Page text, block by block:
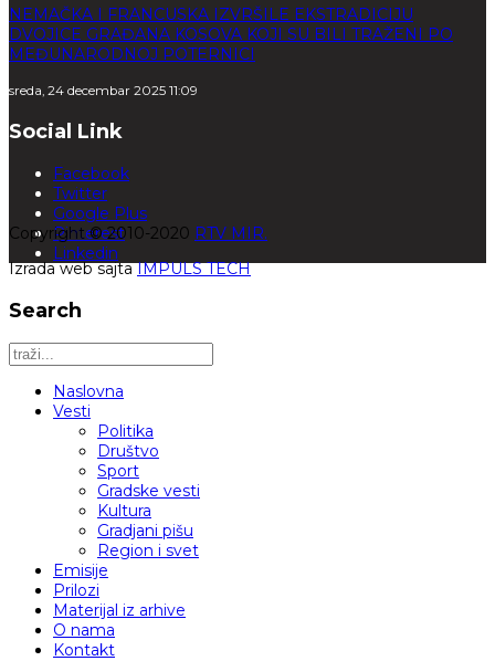
NEMAČKA I FRANCUSKA IZVRŠILE EKSTRADICIJU
DVOJICE GRAĐANA KOSOVA KOJI SU BILI TRAŽENI PO
MEĐUNARODNOJ POTERNICI
sreda, 24 decembar 2025 11:09
Social Link
Facebook
Twitter
Google Plus
Pinterest
Linkedin
Copyright © 2010-2020 RTV MIR.
Izrada web sajtaIMPULS TECH
Search
Naslovna
Vesti
Politika
Društvo
Sport
Gradske vesti
Kultura
Gradjani pišu
Region i svet
Emisije
Prilozi
Materijal iz arhive
O nama
Kontakt